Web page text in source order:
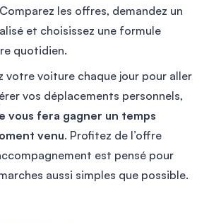
les offres, demandez un
et choisissez une formule
quotidien.
votre voiture chaque jour pour aller
vos déplacements personnels,
vous fera gagner un temps
venu. Profitez de l’offre
est pensé pour
aussi simples que possible.